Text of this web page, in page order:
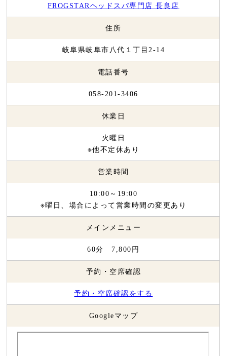
FROGSTARヘッドスパ専門店 長良店
住所
岐阜県岐阜市八代１丁目2-14
電話番号
058-201-3406
休業日
火曜日
※他不定休あり
営業時間
10:00～19:00
※曜日、場合によって営業時間の変更あり
メインメニュー
60分 7,800円
予約・空席確認
予約・空席確認をする
Googleマップ